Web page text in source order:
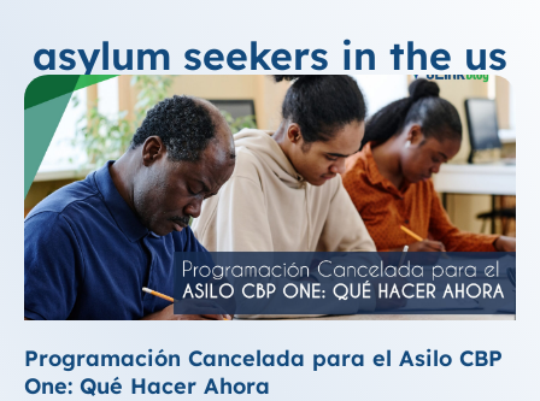
asylum seekers in the us
Programación Cancelada para el Asilo CBP
One: Qué Hacer Ahora